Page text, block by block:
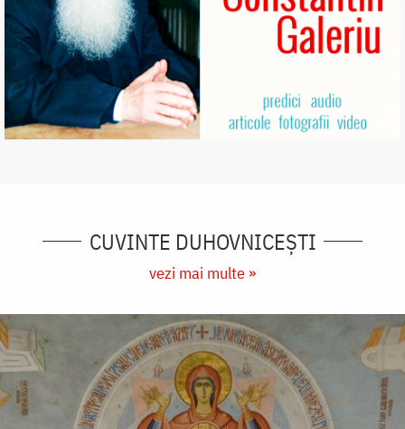
CUVINTE DUHOVNICEȘTI
vezi mai multe »